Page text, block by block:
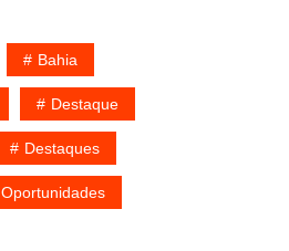
Bahia
Destaque
Destaques
Oportunidades